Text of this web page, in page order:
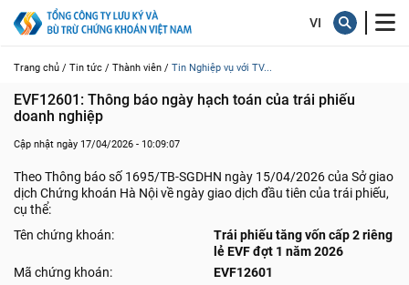
Trang chủ / Tin tức / Thành viên / Tin Nghiệp vụ với TV...
EVF12601: Thông báo ngày hạch toán của trái phiếu
doanh nghiệp
Cập nhật ngày 17/04/2026 - 10:09:07
Theo Thông báo số 1695/TB-SGDHN ngày 15/04/2026 của Sở giao
dịch Chứng khoán Hà Nội về ngày giao dịch đầu tiên của trái phiếu,
cụ thể:
Tên chứng khoán:
Trái phiếu tăng vốn cấp 2 riêng
lẻ EVF đợt 1 năm 2026
Mã chứng khoán:
EVF12601